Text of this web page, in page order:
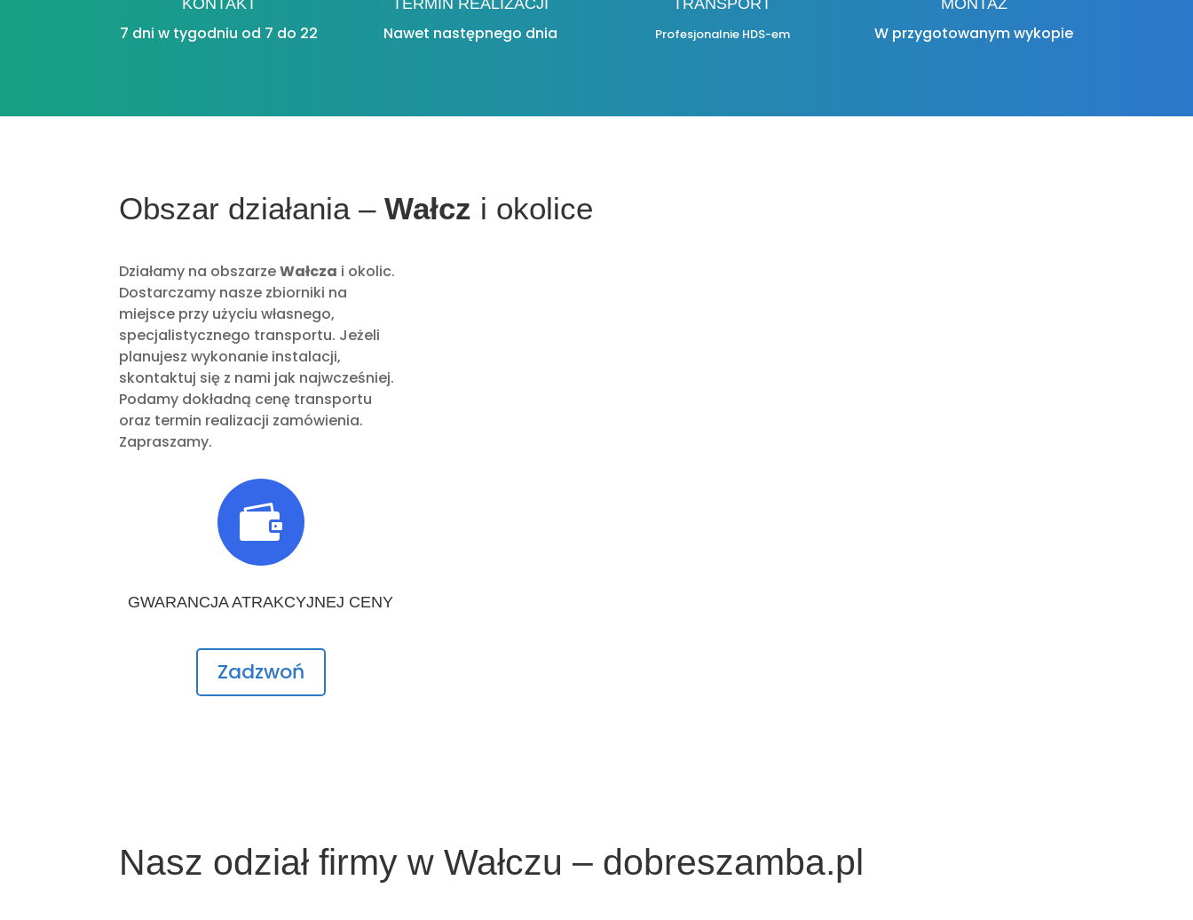
7 dni w tygodniu od 7 do 22 Nawet następnego dnia Profesjonalnie HDS-em W przygotowanym wykopie
Obszar działania –Wałcz i okolice
Działamy na obszarzeWałcza i okolic.
Dostarczamy nasze zbiorniki na
miejsce przy użyciu własnego,
specjalistycznego transportu. Jeżeli
planujesz wykonanie instalacji,
skontaktuj się z nami jak najwcześniej.
Podamy dokładną cenę transportu
oraz termin realizacji zamówienia.
Zapraszamy.

GWARANCJA ATRAKCYJNEJ CENY
Zadzwoń
Nasz odział firmy w Wałczu – dobreszamba.pl